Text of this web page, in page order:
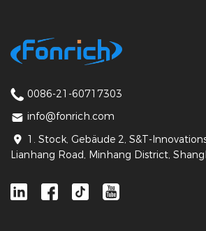
0086-21-60717303
info@fonrich.com
1. Stock, Gebäude 2, S&T-
Lianhang Road, Minhang District,